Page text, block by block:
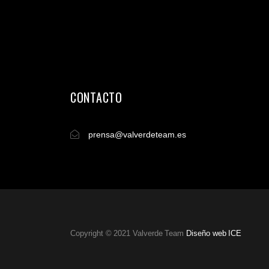
CONTACTO
prensa@valverdeteam.es
Copyright © 2021 Valverde Team Diseño web ICE